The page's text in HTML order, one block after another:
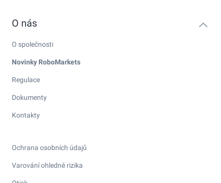
O nás
O společnosti
Novinky RoboMarkets
Regulace
Dokumenty
Kontakty
Ochrana osobních údajů
Varování ohledně rizika